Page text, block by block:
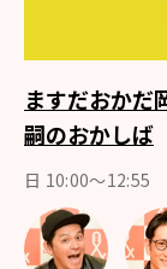
ますだおかだ
嗣のおかしば
日 10:00～12:55